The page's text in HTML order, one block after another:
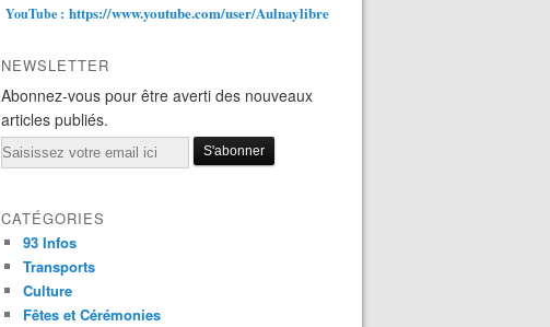
YouTube : https://www.youtube.com/user/Aulnaylibre
NEWSLETTER
Abonnez-vous pour être averti des nouveaux
articles publiés.
Email
CATÉGORIES
93 Infos
Transports
Culture
Fêtes et Cérémonies